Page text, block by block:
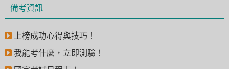
備考資訊
上榜成功心得與技巧！
我能考什麼，立即測驗！